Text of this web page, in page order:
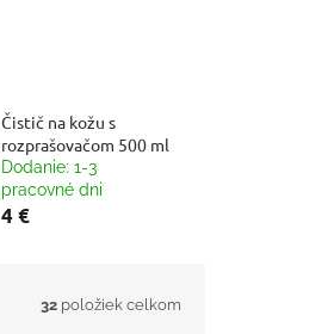
Čistič na kožu s
rozprašovačom 500 ml
Dodanie: 1-3
pracovné dni
4 €
32 položiek celkom